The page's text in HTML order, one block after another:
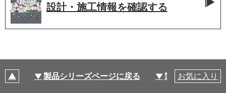
設計・施工情報を確認する
製品シリーズページに戻る 製品仕様
お気に入り